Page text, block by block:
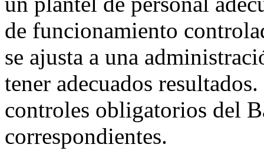
de funcionamiento
se ajusta a una
tener adecuados
controles obligatorios del
correspondientes.